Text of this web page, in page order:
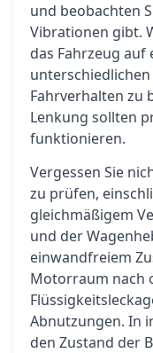
und beobachten
Vibrationen gibt.
das Fahrzeug
Fahrverhalten zu
Lenkung sollten
funktionieren.
Vergessen Sie
zu prüfen,
gleichmäßigem
und der
einwandfreiem
Motorraum nach
Abnutzungen. In
den Zustand der